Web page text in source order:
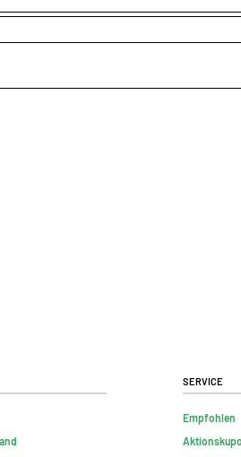
Service
Empfohlen